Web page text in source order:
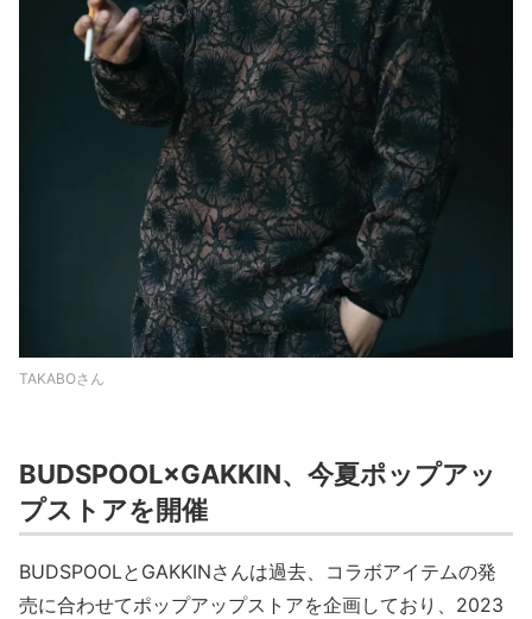
TAKABOさん
BUDSPOOL×GAKKIN、今夏ポップアッ
プストアを開催
BUDSPOOLとGAKKINさんは過去、コラボアイテムの発
売に合わせてポップアップストアを企画しており、2023